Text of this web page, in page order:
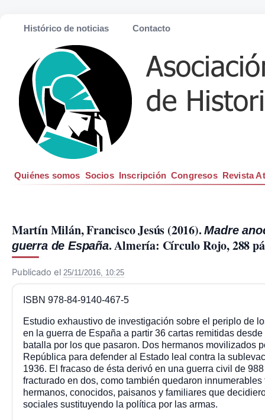
Histórico de noticias Contacto
Quiénes somos Socios Inscripción Congresos Revista
Martín Milán, Francisco Jesús (2016). Madre
guerra de España. Almería: Círculo Rojo, 288
Publicado el 25/11/2016, 10:25
ISBN 978-84-9140-467-5
Estudio exhaustivo de investigación sobre el periplo de
en la guerra de España a partir 36 cartas remitidas
batalla por los que pasaron. Dos hermanos movilizados
República para defender al Estado leal contra la
1936. El fracaso de ésta derivó en una guerra civil de
fracturado en dos, como también quedaron
hermanos, conocidos, paisanos y familiares que
sociales sustituyendo la política por las armas.